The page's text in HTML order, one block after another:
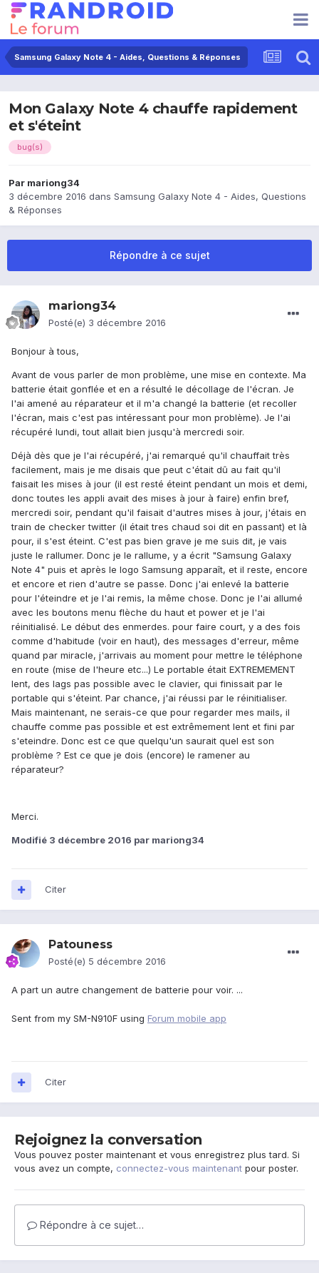
Samsung Galaxy Note 4 - Aides, Questions & Réponses
Mon Galaxy Note 4 chauffe rapidement
et s'éteint
bug(s)
Par mariong34
3 décembre 2016 dans Samsung Galaxy Note 4 - Aides, Questions
& Réponses
Répondre à ce sujet
mariong34
Posté(e) 3 décembre 2016
Bonjour à tous,
Avant de vous parler de mon problème, une mise en contexte. Ma
batterie était gonflée et en a résulté le décollage de l'écran. Je
l'ai amené au réparateur et il m'a changé la batterie (et recoller
l'écran, mais c'est pas intéressant pour mon problème). Je l'ai
récupéré lundi, tout allait bien jusqu'à mercredi soir.
Déjà dès que je l'ai récupéré, j'ai remarqué qu'il chauffait très
facilement, mais je me disais que peut c'était dû au fait qu'il
faisait les mises à jour (il est resté éteint pendant un mois et demi,
donc toutes les appli avait des mises à jour à faire) enfin bref,
mercredi soir, pendant qu'il faisait d'autres mises à jour, j'étais en
train de checker twitter (il était tres chaud soi dit en passant) et là
pour, il s'est éteint. C'est pas bien grave je me suis dit, je vais
juste le rallumer. Donc je le rallume, y a écrit "Samsung Galaxy
Note 4" puis et après le logo Samsung apparaît, et il reste, encore
et encore et rien d'autre se passe. Donc j'ai enlevé la batterie
pour l'éteindre et je l'ai remis, la même chose. Donc je l'ai allumé
avec les boutons menu flèche du haut et power et je l'ai
réinitialisé. Le début des enmerdes. pour faire court, y a des fois
comme d'habitude (voir en haut), des messages d'erreur, même
quand par miracle, j'arrivais au moment pour mettre le téléphone
en route (mise de l'heure etc...) Le portable était EXTREMEMENT
lent, des lags pas possible avec le clavier, qui finissait par le
portable qui s'éteint. Par chance, j'ai réussi par le réinitialiser.
Mais maintenant, ne serais-ce que pour regarder mes mails, il
chauffe comme pas possible et est extrêmement lent et fini par
s'eteindre. Donc est ce que quelqu'un saurait quel est son
problème ? Est ce que je dois (encore) le ramener au
réparateur?
Merci.
Modifié 3 décembre 2016 par mariong34
Citer
Patouness
Posté(e) 5 décembre 2016
A part un autre changement de batterie pour voir. ...
Sent from my SM-N910F using Forum mobile app
Citer
Rejoignez la conversation
Vous pouvez poster maintenant et vous enregistrez plus tard. Si
vous avez un compte, connectez-vous maintenant pour poster.
Répondre à ce sujet…